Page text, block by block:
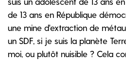
de 13 ans en République
une mine d'extraction de
un SDF, si je suis la planète
moi, ou plutôt nuisible ? Cela